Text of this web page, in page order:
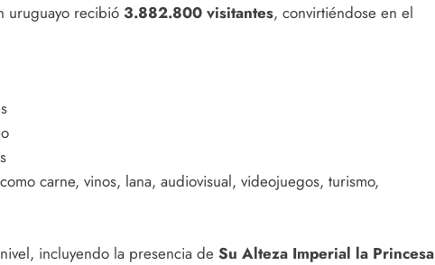
uruguayo recibió 3.882.800 visitantes, convirtiéndose en el
carne, vinos, lana, audiovisual, videojuegos, turismo,
incluyendo la presencia de Su Alteza Imperial la Princesa